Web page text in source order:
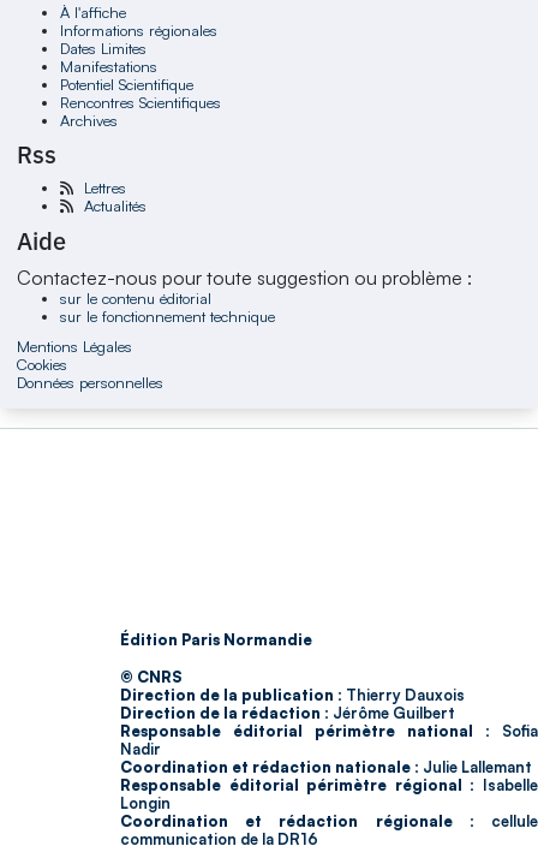
À l'affiche
Informations régionales
Dates Limites
Manifestations
Potentiel Scientifique
Rencontres Scientifiques
Archives
Rss
Lettres
Actualités
Aide
Contactez-nous pour toute suggestion ou problème :
sur le contenu éditorial
sur le fonctionnement technique
Mentions Légales
Cookies
Données personnelles
Édition Paris Normandie
© CNRS
Direction de la publication : Thierry Dauxois
Direction de la rédaction : Jérôme Guilbert
Responsable éditorial périmètre national : Sofia
Nadir
Coordination et rédaction nationale : Julie Lallemant
Responsable éditorial périmètre régional : Isabelle
Longin
Coordination et rédaction régionale : cellule
communication de la DR16